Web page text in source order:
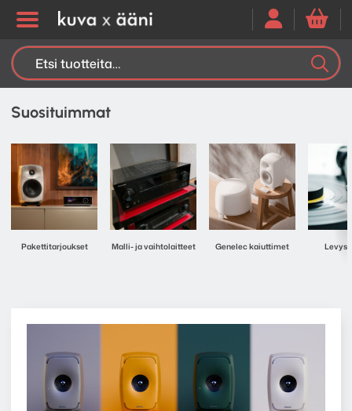
Etsi:
Suosituimmat
Pakettitarjoukset Malli- ja vaihtolaitteet Genelec kaiuttimet